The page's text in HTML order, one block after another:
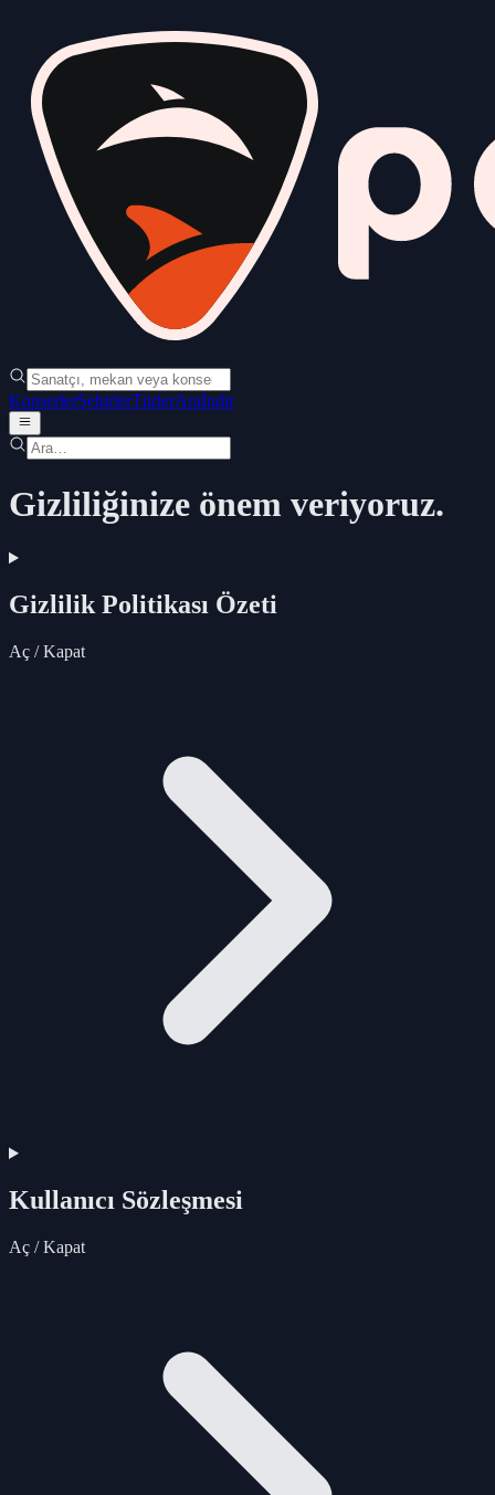
KonserlerŞehirlerTürlerAraİndir
Gizliliğinize önem veriyoruz.
Gizlilik Politikası Özeti
Aç / Kapat
Kullanıcı Sözleşmesi
Aç / Kapat